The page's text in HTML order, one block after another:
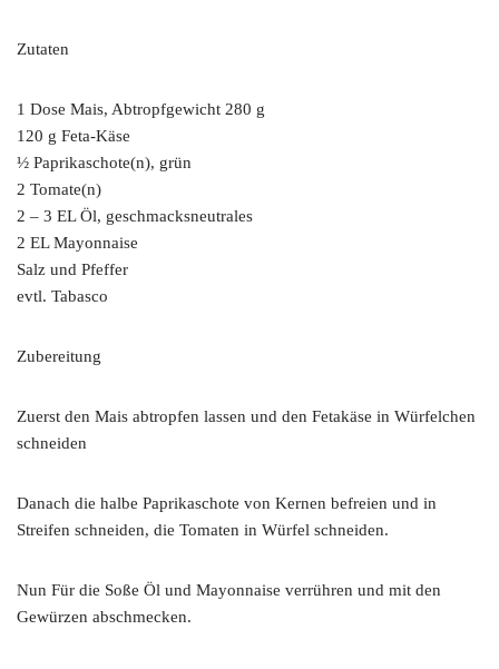
Zutaten
1 Dose Mais, Abtropfgewicht 280 g
120 g Feta-Käse
½ Paprikaschote(n), grün
2 Tomate(n)
2 – 3 EL Öl, geschmacksneutrales
2 EL Mayonnaise
Salz und Pfeffer
evtl. Tabasco
Zubereitung
Zuerst den Mais abtropfen lassen und den Fetakäse in Würfelchen
schneiden
Danach die halbe Paprikaschote von Kernen befreien und in
Streifen schneiden, die Tomaten in Würfel schneiden.
Nun Für die Soße Öl und Mayonnaise verrühren und mit den
Gewürzen abschmecken.